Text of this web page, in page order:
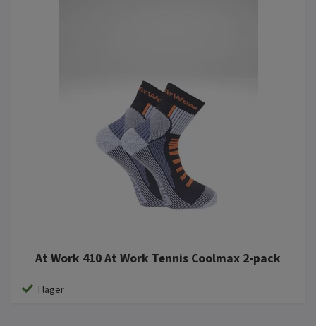
At Work 410 At Work Tennis Coolmax 2-pack
I lager